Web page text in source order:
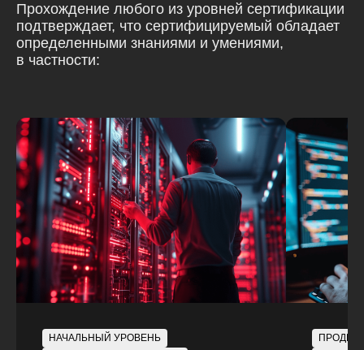
Прохождение любого из уровней сертификации
подтверждает, что сертифицируемый обладает
определенными знаниями и умениями,
в частности:
НАЧАЛЬНЫЙ УРОВЕНЬ